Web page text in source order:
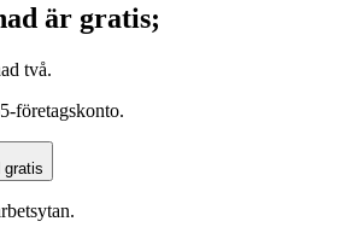
är gratis;
två.
företagskonto.
gratis